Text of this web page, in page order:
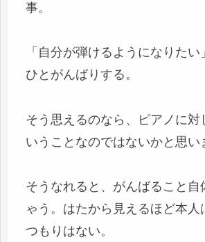
事。
「自分が弾けるようになりたい
ひとがんばりする。
そう思えるのなら、ピアノに対
いうことなのではないかと思い
そうなれると、がんばること自
ゃう。はたから見えるほど本人
つもりはない。